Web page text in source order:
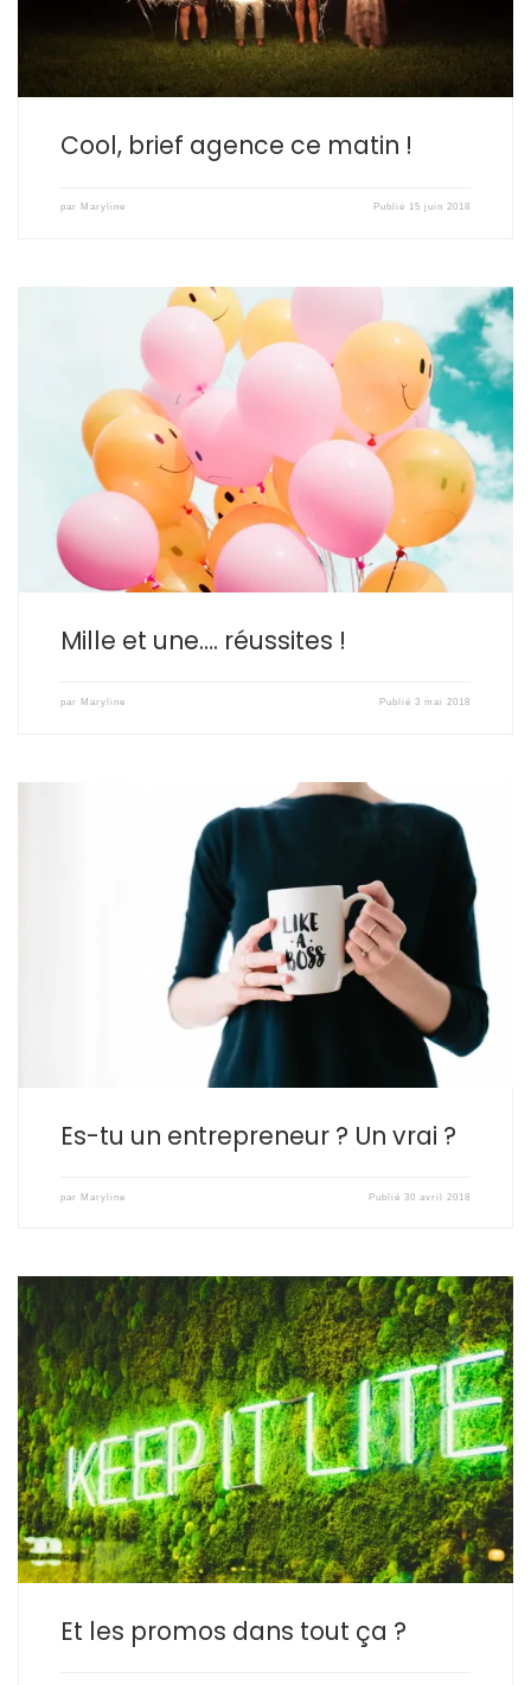
Cool, brief agence ce matin !
par Maryline Publié 15 juin 2018
Bon, ne rigole pas si je te dis que j’ai eu peur de la réussite ! Ben
quoi ? Pour commencer je ne suis pas la seule, et ensuite ça se
soigne ! Mais on n’est pas là pour parler de ça aujourd’hui […]
Mille et une…. réussites !
par Maryline Publié3 mai 2018
Cette question on me l’a déjà posé, plus ou moins directement.
Plus ou moins habilement. Comme s’il y avait un profil type de
gens « câblés » pour le devenir, et d’autres non… Comme si il y
avait des compétences nécessaires. Un […]
Es-tu un entrepreneur ? Un vrai ?
par Maryline Publié30 avril 2018
En 15 ans de direction marketing, notamment pour des
enseignes de distribution, crois-moi je sais ce que c’est que de
faire un plan promo, de trouver les articles à mettre en avant, à
quel prix (hmmm et quelle marge il […]
Et les promos dans tout ça ?